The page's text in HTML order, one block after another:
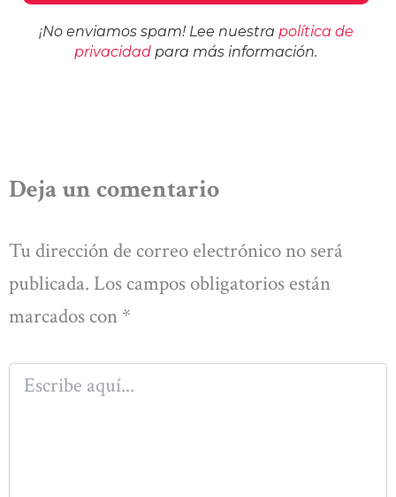
¡No enviamos spam! Lee nuestra política de
privacidad para más información.
Deja un comentario
Tu dirección de correo electrónico no será
publicada. Los campos obligatorios están
marcados con *
aquí...